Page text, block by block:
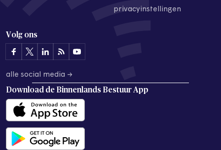
privacyinstellingen
Volg ons
alle social media →
Download de Binnenlands Bestuur App